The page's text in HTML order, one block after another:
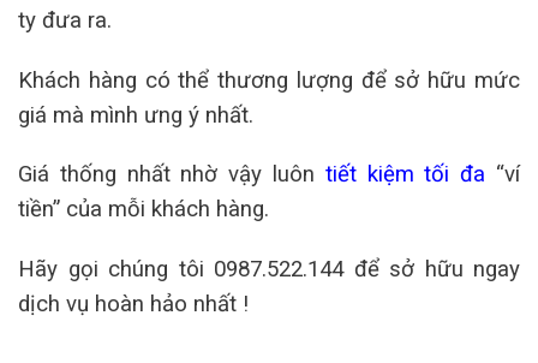
ty đưa ra.
Khách hàng có thể thương lượng để sở hữu mức
giá mà mình ưng ý nhất.
Giá thống nhất nhờ vậy luôn tiết kiệm tối đa “ví
tiền” của mỗi khách hàng.
Hãy gọi chúng tôi 0987.522.144 để sở hữu ngay
dịch vụ hoàn hảo nhất !